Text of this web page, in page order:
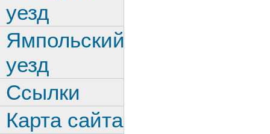
уезд
Ямпольский
уезд
Ссылки
Карта сайта